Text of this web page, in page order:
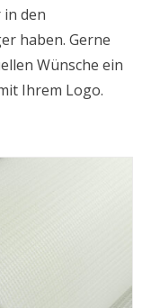
in den
haben. Gerne
Wünsche ein
Ihrem Logo.